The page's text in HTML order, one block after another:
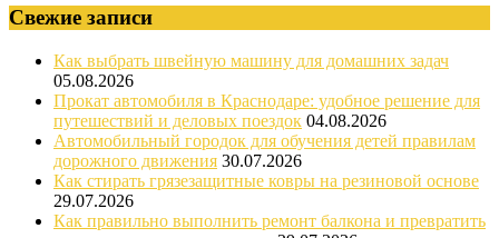
Свежие записи
Как выбрать швейную машину для домашних задач
05.08.2026
Прокат автомобиля в Краснодаре: удобное решение для
путешествий и деловых поездок 04.08.2026
Автомобильный городок для обучения детей правилам
дорожного движения 30.07.2026
Как стирать грязезащитные ковры на резиновой основе
29.07.2026
Как правильно выполнить ремонт балкона и превратить